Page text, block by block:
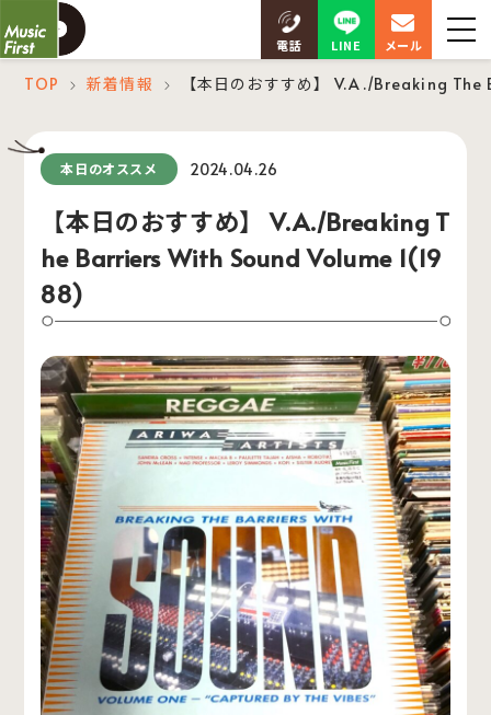
電話 LINE メール
TOP ＞ 新着情報 ＞ 【本日のおすすめ】 V.A./Breaking
本日のオススメ 2024.04.26
【本日のおすすめ】 V.A./Breaking T
he Barriers With Sound Volume 1(19
88)